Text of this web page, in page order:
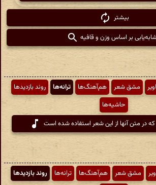
بیشتر
بر اساس وزن و قافیه
مشق شعر هم‌آهنگ‌ها ترانه‌ها
روند بازدیدها
حاشیه‌ها
در متن آنها از این شعر استفاده شده است
مشق شعر هم‌آهنگ‌ها ترانه‌ها
روند بازدیدها